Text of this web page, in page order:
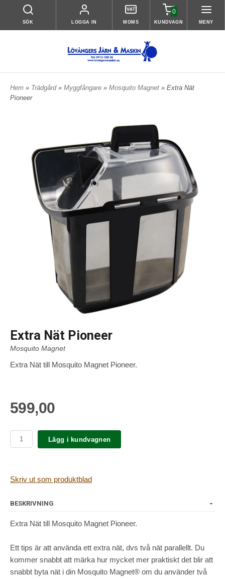
SÖK LOGGA IN MOMS
0
KUNDVAGN MENY
Hem » Trädgård » Myggfångare » Mosquito Magnet » Extra Nät
Pioneer
Extra Nät Pioneer
Mosquito Magnet
Extra Nät till Mosquito Magnet Pioneer.
599,00
Lägg i kundvagnen
Skriv ut som produktblad
BESKRIVNING
Extra Nät till Mosquito Magnet Pioneer.
Ett tips är att använda ett extra nät, dvs två nät parallellt. Du
kommer snabbt att märka hur mycket mer praktiskt det blir att
snabbt byta nät i din Mosquito Magnet® om du använder två